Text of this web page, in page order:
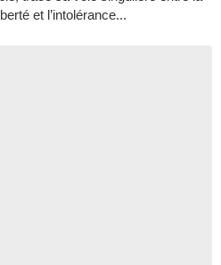
et l’intolérance...